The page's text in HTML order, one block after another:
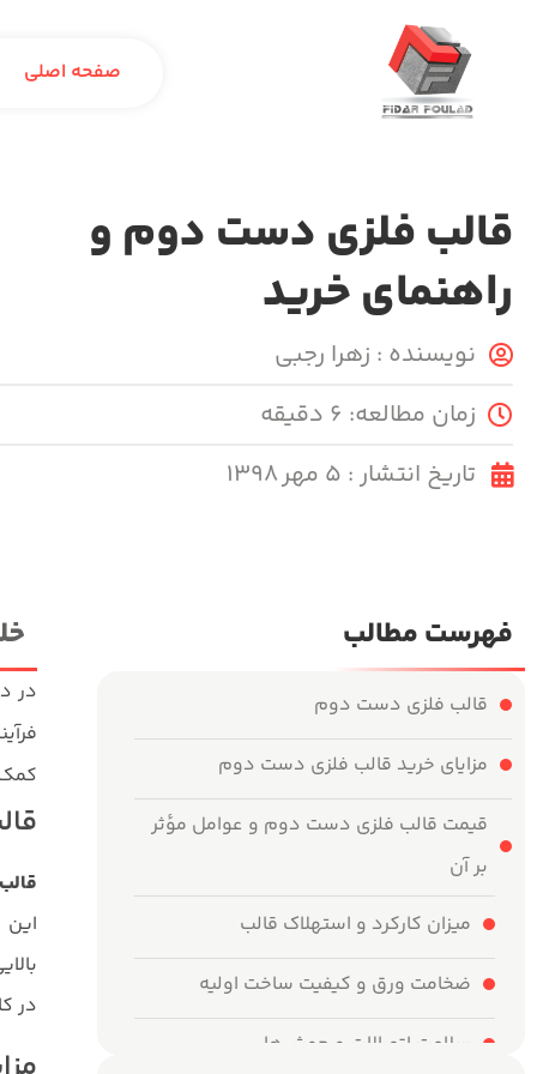
صفحه اصلی
قالب فلزی دست دوم و
راهنمای خرید
نویسنده : زهرا رجبی
زمان مطالعه: ۶ دقیقه
تاریخ انتشار : ۵ مهر ۱۳۹۸
فهرست مطالب
قالب فلزی دست دوم
مزایای خرید قالب فلزی دست دوم
قیمت قالب فلزی دست دوم و عوامل مؤثر
بر آن
میزان کارکرد و استهلاک قالب
ضخامت ورق و کیفیت ساخت اولیه
سلامت اتصالات و جوش‌ها
در
کمک
این
در